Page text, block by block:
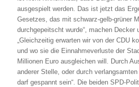
ausgespielt werden. Das ist jetzt das
Gesetzes, das mit schwarz-gelb-grüner
durchgepeitscht wurde“, machen Decker
„Gleichzeitig erwarten wir von der CDU
und wo sie die Einnahmeverluste der
Millionen Euro ausgleichen will. Durch
anderer Stelle, oder durch
darf gespannt sein“. Die beiden SPD-